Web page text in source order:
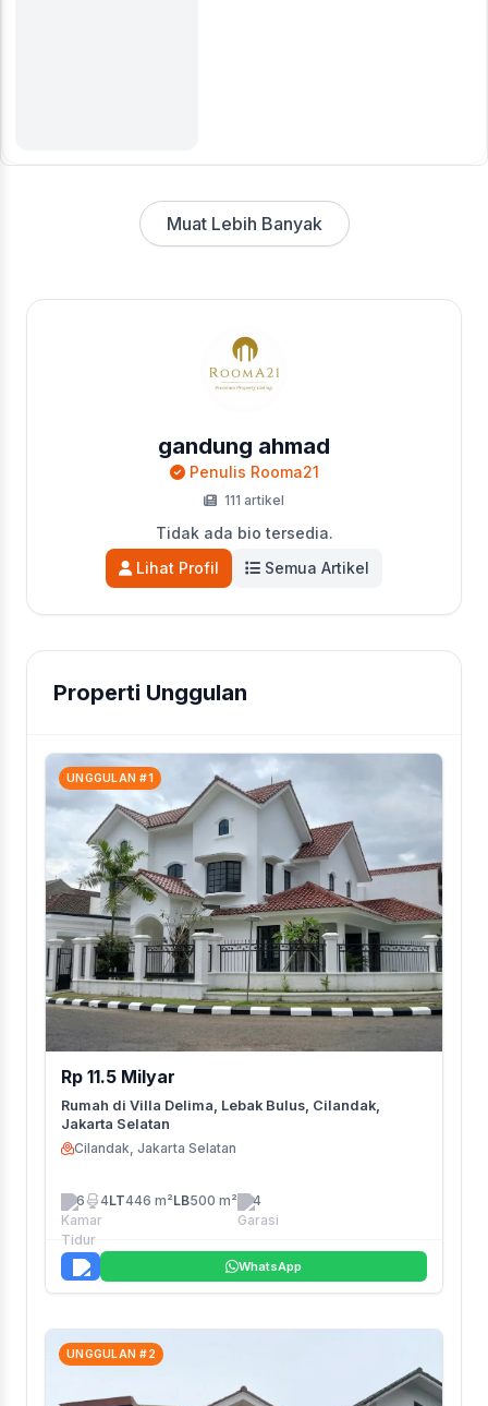
Muat Lebih Banyak
gandung ahmad
Penulis Rooma21
111 artikel
Tidak ada bio tersedia.
Lihat Profil
Semua Artikel
Properti Unggulan
UNGGULAN #1
Rp 11.5 Milyar
Rumah di Villa Delima, Lebak Bulus, Cilandak,
Jakarta Selatan
Cilandak, Jakarta Selatan
6 4LT446 m²LB500 m² 4
WhatsApp
UNGGULAN #2